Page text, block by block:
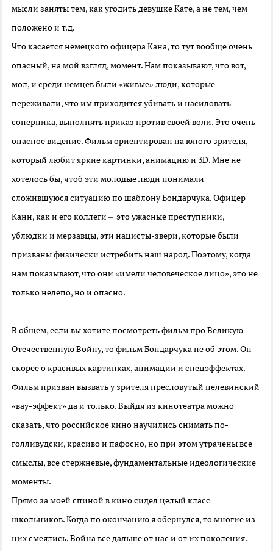
мысли заняты тем, как угодить девушке Кате, а не тем, чем
положено и т.д.
Что касается немецкого офицера Кана, то тут вообще очень
опасный, на мой взгляд, момент. Нам показывают, что вот,
мол, и среди немцев были «живые» люди, которые
переживали, что им приходится убивать и насиловать
соперника, выполнять приказ против своей воли. Это очень
опасное видение. Фильм ориентирован на юного зрителя,
который любит яркие картинки, анимацию и 3D. Мне не
хотелось бы, чтоб эти молодые люди понимали
сложившуюся ситуацию по шаблону Бондарчука. Офицер
Канн, как и его коллеги – это ужасные преступники,
ублюдки и мерзавцы, эти нацисты-звери, которые были
призваны физически истребить наш народ. Поэтому, когда
нам показывают, что они «имели человеческое лицо», это не
только нелепо, но и опасно.
В общем, если вы хотите посмотретьфильм про Великую
Отечественную Войну, то фильм Бондарчука не об этом. Он
скорее о красивых картинках, анимации и спецэффектах.
Фильм призван вызвать у зрителя пресловутый пелевинский
«вау-эффект» да и только. Выйдя из кинотеатра можно
сказать, что российское кино научились снимать по-
голливудски, красиво и пафосно, но при этом утрачены все
смыслы, все стержневые, фундаментальные идеологические
моменты.
Прямо за моей спиной в кино сидел целый класс
школьников. Когда по окончанию я обернулся, то многие из
них смеялись. Война все дальше от нас и от их поколения.